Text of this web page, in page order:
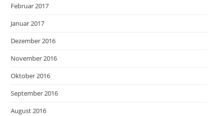
Februar 2017
Januar 2017
Dezember 2016
November 2016
Oktober 2016
September 2016
August 2016